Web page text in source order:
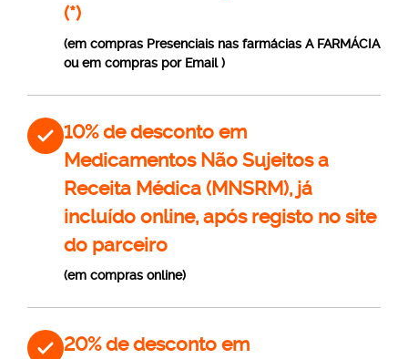
(*)
(em compras Presenciais nas farmácias A FARMÁCIA
ou em compras por Email )
10% de desconto em
Medicamentos Não Sujeitos a
Receita Médica (MNSRM), já
incluído online, após registo no site
do parceiro
(em compras online)
20% de desconto em